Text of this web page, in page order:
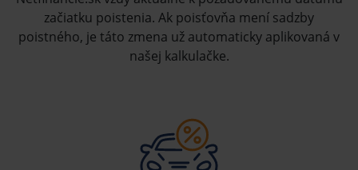
začiatku poistenia. Ak poisťovňa mení sadzby
poistného, je táto zmena už automaticky aplikovaná v
našej kalkulačke.